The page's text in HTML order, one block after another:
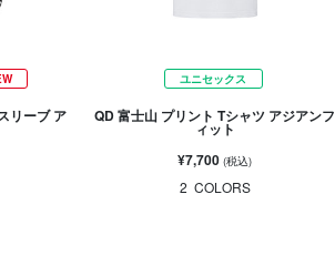
リーブ ア
ユニセックス
QD 富士山 プリント Tシャツ アジアンフ
ィット
¥7,700(税込)
2 COLORS